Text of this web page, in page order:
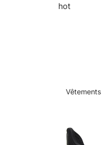
hot
Vêtements